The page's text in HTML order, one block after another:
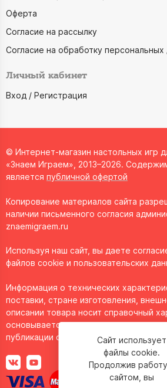
Оферта
Согласие на рассылку
Согласие на обработку персональных
Личный кабинет
Вход / Регистрация
© Интернет-магазин настольных игр
«Знаем Играем», 2013–2026.
является публичной офертой
Копирование материалов сайта
наличии письменного согласия
znaemigraem.ru
Используя наш сайт, вы даете
файлов cookie и пользовательских
Информация о технических
поставки, стране изготовления,
описании товара носит справочный
основывается на последних
публикации сведениях.Сайт использует
файлы cookie.
Продолжив
сайтом, вы